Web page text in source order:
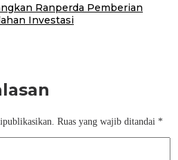
Ranperda Pemberian
Investasi
Ruas yang wajib ditandai *